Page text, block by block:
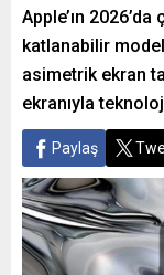
Apple’ın
katlanabilir
asimetrik ekran
ekranıyla
Paylaş